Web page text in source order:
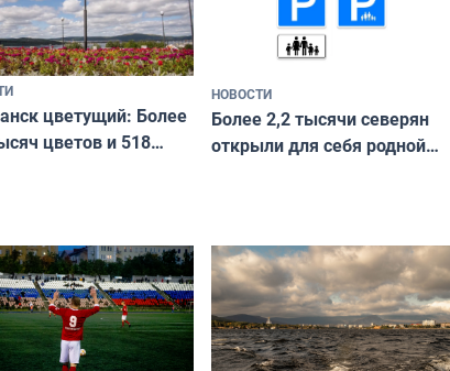
цветущий: Более
цветов и 518
НОВОСТИ
Более 2,2 тысячи северян
открыли для себя родной